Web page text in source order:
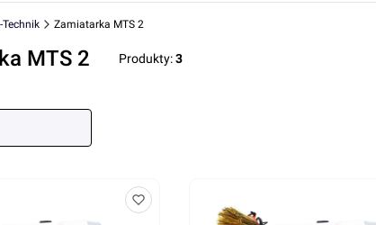
Zamiatarka MTS 2
MTS 2 Produkty:3